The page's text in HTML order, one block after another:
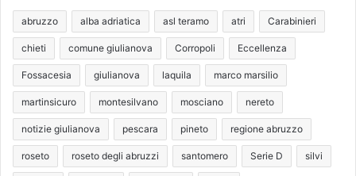
abruzzo alba adriatica asl teramo atri Carabinieri
chieti comune giulianova Corropoli Eccellenza
Fossacesia giulianova laquila marco marsilio
martinsicuro montesilvano mosciano nereto
notizie giulianova pescara pineto regione abruzzo
roseto roseto degli abruzzi santomero Serie D silvi